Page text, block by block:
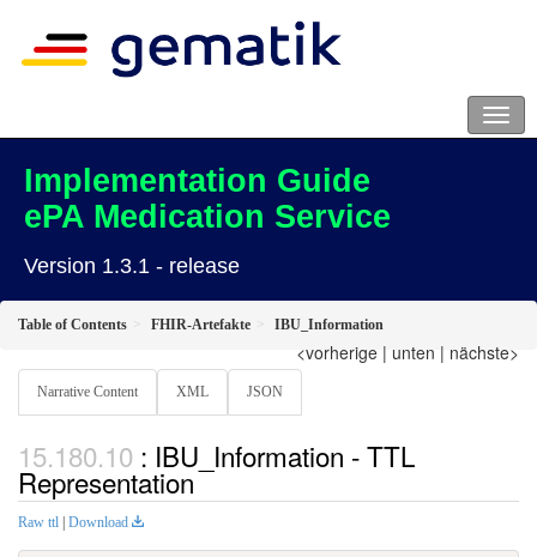
Implementation Guide
ePA Medication Service
Version 1.3.1 - release
Table of Contents FHIR-Artefakte IBU_Information
<vorherige | unten | nächste>
Narrative Content XML JSON
: IBU_Information - TTL
Representation
Raw ttl | Download